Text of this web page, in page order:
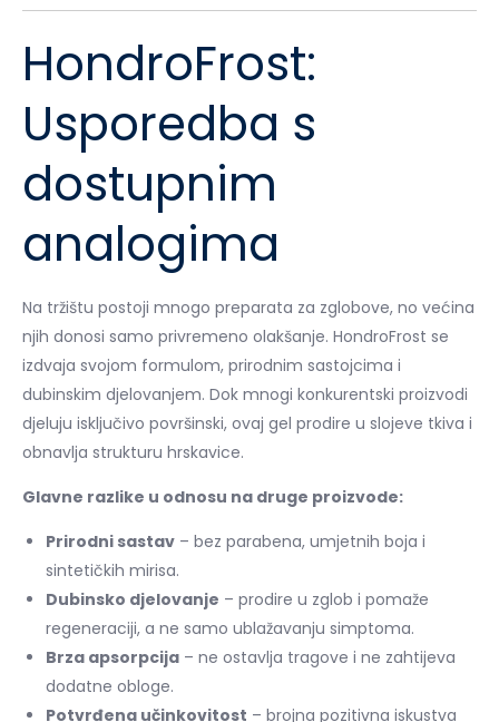
HondroFrost:
Usporedba s
dostupnim
analogima
Na tržištu postoji mnogo preparata za zglobove, no većina
njih donosi samo privremeno olakšanje. HondroFrost se
izdvaja svojom formulom, prirodnim sastojcima i
dubinskim djelovanjem. Dok mnogi konkurentski proizvodi
djeluju isključivo površinski, ovaj gel prodire u slojeve tkiva i
obnavlja strukturu hrskavice.
Glavne razlike u odnosu na druge proizvode:
Prirodni sastav – bez parabena, umjetnih boja i
sintetičkih mirisa.
Dubinsko djelovanje – prodire u zglob i pomaže
regeneraciji, a ne samo ublažavanju simptoma.
Brza apsorpcija – ne ostavlja tragove i ne zahtijeva
dodatne obloge.
Potvrđena učinkovitost – brojna pozitivna iskustva